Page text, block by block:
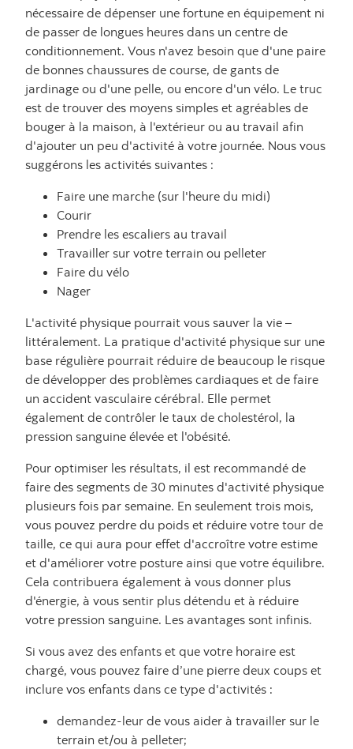
nécessaire de dépenser une fortune en équipement ni
de passer de longues heures dans un centre de
conditionnement. Vous n'avez besoin que d'une paire
de bonnes chaussures de course, de gants de
jardinage ou d'une pelle, ou encore d'un vélo. Le truc
est de trouver des moyens simples et agréables de
bouger à la maison, à l'extérieur ou au travail afin
d'ajouter un peu d'activité à votre journée. Nous vous
suggérons les activités suivantes :
Faire une marche (sur l'heure du midi)
Courir
Prendre les escaliers au travail
Travailler sur votre terrain ou pelleter
Faire du vélo
Nager
L'activité physique pourrait vous sauver la vie –
littéralement. La pratique d'activité physique sur une
base régulière pourrait réduire de beaucoup le risque
de développer des problèmes cardiaques et de faire
un accident vasculaire cérébral. Elle permet
également de contrôler le taux de cholestérol, la
pression sanguine élevée et l'obésité.
Pour optimiser les résultats, il est recommandé de
faire des segments de 30 minutes d'activité physique
plusieurs fois par semaine. En seulement trois mois,
vous pouvez perdre du poids et réduire votre tour de
taille, ce qui aura pour effet d'accroître votre estime
et d'améliorer votre posture ainsi que votre équilibre.
Cela contribuera également à vous donner plus
d'énergie, à vous sentir plus détendu et à réduire
votre pression sanguine. Les avantages sont infinis.
Si vous avez des enfants et que votre horaire est
chargé, vous pouvez faire d’une pierre deux coups et
inclure vos enfants dans ce type d'activités :
demandez-leur de vous aider à travailler sur le
terrain et/ou à pelleter;